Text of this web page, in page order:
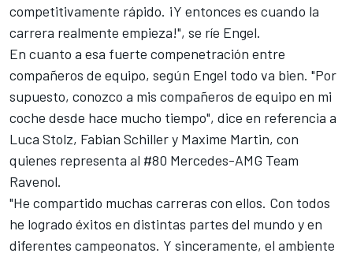
competitivamente rápido. ¡Y entonces es cuando la
carrera realmente empieza!", se ríe Engel.
En cuanto a esa fuerte compenetración entre
compañeros de equipo, según Engel todo va bien. "Por
supuesto, conozco a mis compañeros de equipo en mi
coche desde hace mucho tiempo", dice en referencia a
Luca Stolz, Fabian Schiller y Maxime Martin, con
quienes representa al #80 Mercedes-AMG Team
Ravenol.
"He compartido muchas carreras con ellos. Con todos
he logrado éxitos en distintas partes del mundo y en
diferentes campeonatos. Y sinceramente, el ambiente